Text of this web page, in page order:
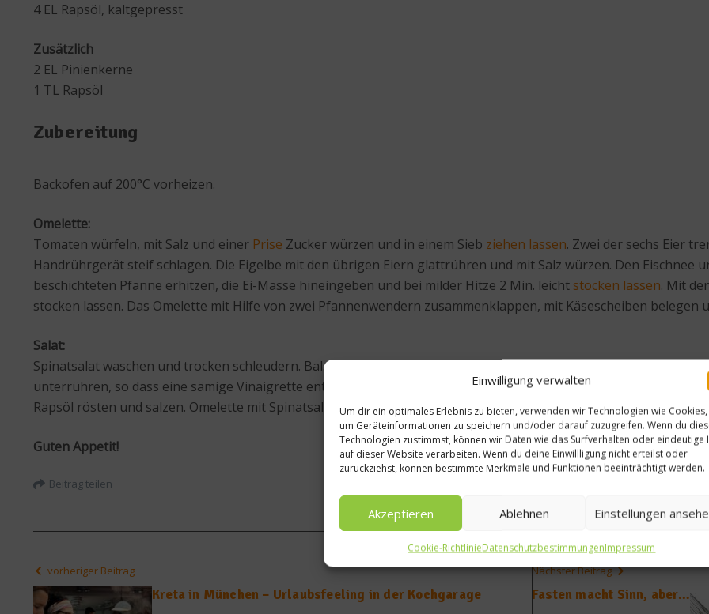
Einwilligung verwalten
Um dir ein optimales Erlebnis zu bieten, verwenden wir Technologien wie Cookies,
um Geräteinformationen zu speichern und/oder darauf zuzugreifen. Wenn du
Technologien zustimmst, können wir Daten wie das Surfverhalten oder eindeutige
auf dieser Website verarbeiten. Wenn du deine Einwillligung nicht erteilst oder
zurückziehst, können bestimmte Merkmale und Funktionen beeinträchtigt werden.
Akzeptieren Ablehnen Einstellungen
Cookie-RichtlinieDatenschutzbestimmungenImpressum
4 EL Rapsöl, kaltgepresst
Zusätzlich
2 EL Pinienkerne
1 TL Rapsöl
Zubereitung
Backofen auf 200°C vorheizen.
Omelette:
Tomaten würfeln, mit Salz und einer Prise Zucker würzen und in einem Sieb ziehen lassen. Zwei der sechs Eier
Handrührgerät steif schlagen. Die Eigelbe mit den übrigen Eiern glattrühren und mit Salz würzen. Den Eischnee
beschichteten Pfanne erhitzen, die Ei-Masse hineingeben und bei milder Hitze 2 Min. leicht stocken lassen. Mit
stocken lassen. Das Omelette mit Hilfe von zwei Pfannenwendern zusammenklappen, mit Käsescheiben belegen
Salat:
Spinatsalat waschen und trocken schleudern. Balsamessig mit Salz und Pfeffer verrühren, 4 EL kaltgepresstes
unterrühren, so dass eine sämige Vinaigrette entsteht. Vinaigrette noch einmalabschmeckenund den
Rapsöl rösten und salzen. Omelette mit Spinatsalat und gerösteten Pinienkernen servieren.
Guten Appetit!
Beitrag teilen
vorheriger Beitrag
Kreta in München – Urlaubsfeeling in der Kochgarage
Nächster Beitrag
Fasten macht Sinn, aber…